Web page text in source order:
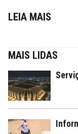
LEIA MAIS
MAIS LIDAS